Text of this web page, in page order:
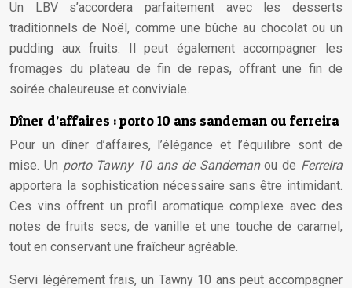
Un LBV s’accordera parfaitement avec les desserts
traditionnels de Noël, comme une bûche au chocolat ou un
pudding aux fruits. Il peut également accompagner les
fromages du plateau de fin de repas, offrant une fin de
soirée chaleureuse et conviviale.
Dîner d’affaires : porto 10 ans sandeman ou ferreira
Pour un dîner d’affaires, l’élégance et l’équilibre sont de
mise. Un porto Tawny 10 ans de Sandemanou de Ferreira
apportera la sophistication nécessaire sans être intimidant.
Ces vins offrent un profil aromatique complexe avec des
notes de fruits secs, de vanille et une touche de caramel,
tout en conservant une fraîcheur agréable.
Servi légèrement frais, un Tawny 10 ans peut accompagner